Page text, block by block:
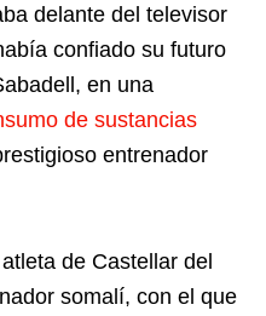
delante del televisor
confiado su futuro
en una
de sustancias
entrenador
de Castellar del
somalí, con el que